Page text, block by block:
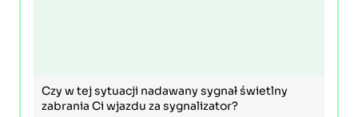
Czy w tej sytuacji nadawany sygnał świetlny
zabrania Ci wjazdu za sygnalizator?